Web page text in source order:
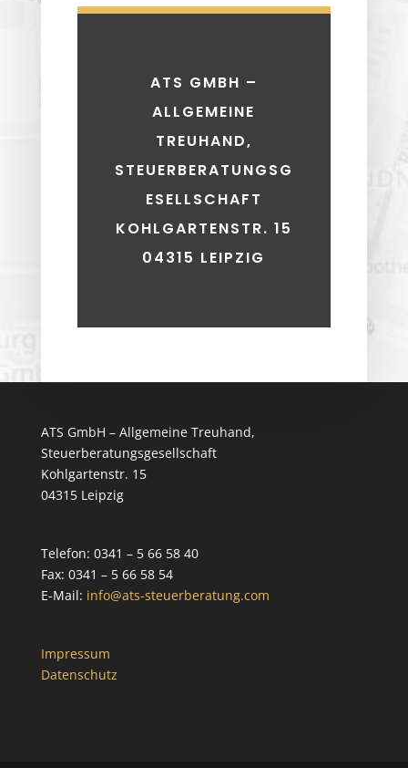
ATS GMBH –
ALLGEMEINE
TREUHAND,
STEUERBERATUNGSG
ESELLSCHAFT
KOHLGARTENSTR. 15
04315 LEIPZIG
ATS GmbH – Allgemeine Treuhand,
Steuerberatungsgesellschaft
Kohlgartenstr. 15
04315 Leipzig
Telefon: 0341 – 5 66 58 40
Fax: 0341 – 5 66 58 54
E-Mail: info@ats-steuerberatung.com
Impressum
Datenschutz